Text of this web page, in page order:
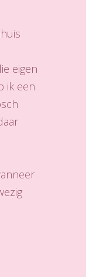
eigen
ik een